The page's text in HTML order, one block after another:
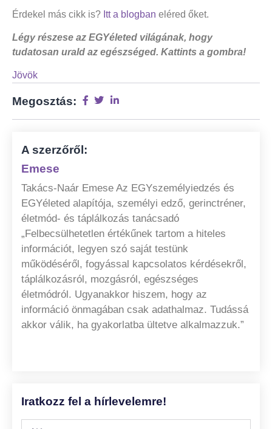
Érdekel más cikk is? Itt a blogban eléred őket.
Légy részese az EGYéleted világának, hogy
tudatosan urald az egészséged. Kattints a gombra!
Jövök
Megosztás:
A szerzőről:
Emese
Takács-Naár Emese Az EGYszemélyiedzés és
EGYéleted alapítója, személyi edző, gerinctréner,
életmód- és táplálkozás tanácsadó
„Felbecsülhetetlen értékűnek tartom a hiteles
információt, legyen szó saját testünk
működéséről, fogyással kapcsolatos kérdésekről,
táplálkozásról, mozgásról, egészséges
életmódról. Ugyanakkor hiszem, hogy az
információ önmagában csak adathalmaz. Tudássá
akkor válik, ha gyakorlatba ültetve alkalmazzuk.”
Iratkozz fel a hírlevelemre!